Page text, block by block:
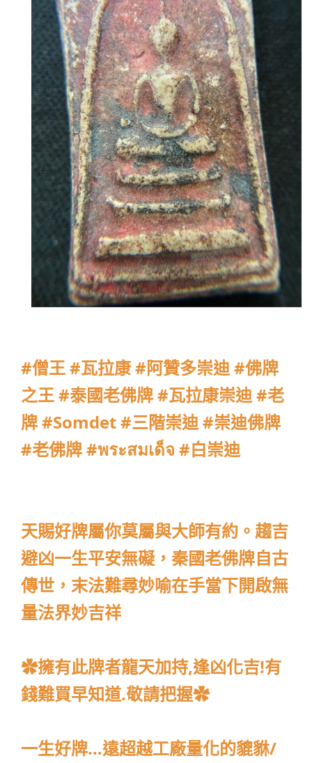
#僧王 #瓦拉康 #阿贊多崇迪 #佛牌
之王 #泰國老佛牌 #瓦拉康崇迪 #老
牌 #Somdet #三階崇迪 #崇迪佛牌
#老佛牌 #พระสมเด็จ #白崇迪
天賜好牌屬你莫屬與大師有約。趨吉
避凶一生平安無礙，秦國老佛牌自古
傳世，末法難尋妙喻在手當下開啟無
量法界妙吉祥
✿擁有此牌者龍天加持,逢凶化吉!有
錢難買早知道.敬請把握✿
一生好牌…遠超越工廠量化的貔貅/